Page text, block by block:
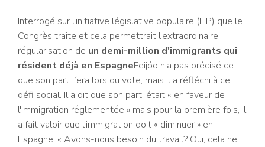
Interrogé sur l'initiative législative populaire (ILP) que le
Congrès traite et cela permettrait l'extraordinaire
régularisation de un demi-million d'immigrants qui
résident déjà en EspagneFeijóo n'a pas précisé ce
que son parti fera lors du vote, mais il a réfléchi à ce
défi social. Il a dit que son parti était « en faveur de
l'immigration réglementée » mais pour la première fois, il
a fait valoir que l'immigration doit « diminuer » en
Espagne. « Avons-nous besoin du travail? Oui, cela ne